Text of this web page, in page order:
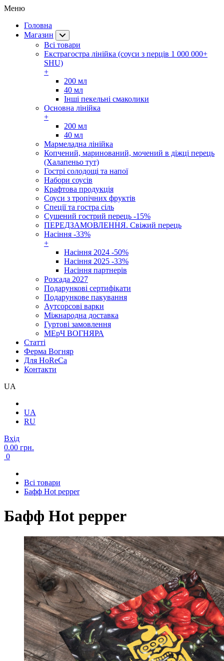
Меню
Головна
Магазин
Всі товари
Екстрагостра лінійка (соуси з перців 1 000 000+
SHU)
+
200 мл
40 мл
Інші пекельні смаколики
Основна лінійка
+
200 мл
40 мл
Мармеладна лінійка
Копчений, маринований, мочений в діжці перець
(Халапеньо тут)
Гострі солодощі та напої
Набори соусів
Крафтова продукція
Соуси з тропічних фруктів
Спеції та гостра сіль
Сушений гострий перець -15%
ПЕРЕДЗАМОВЛЕННЯ. Свіжий перець
Насіння -33%
+
Насіння 2024 -50%
Насіння 2025 -33%
Насіння партнерів
Розсада 2027
Подарункові сертифікати
Подарункове пакування
Аутсорсові варки
Міжнародна доставка
Гуртові замовлення
МЕрЧ ВОГНЯРА
Cтатті
Ферма Вогняр
Для HoReCa
Контакти
UA
UA
RU
Вхід
0.00 грн.
0
Всі товари
Бафф Hot pepper
Бафф Hot pepper